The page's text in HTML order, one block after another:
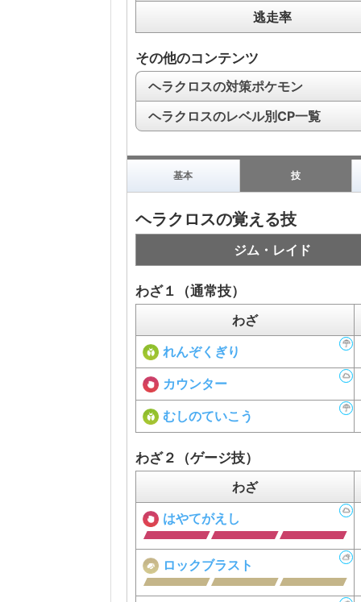
逃走率
その他のコンテンツ
ヘラクロスの対策ポケモン
ヘラクロスのレベル別CP一覧
基本 技
ヘラクロスの覚える技
ジム・レイド
わざ１（通常技）
わざ
れんぞくぎり
カウンター
むしのていこう
わざ２（ゲージ技）
わざ
はやてがえし
ロックブラスト